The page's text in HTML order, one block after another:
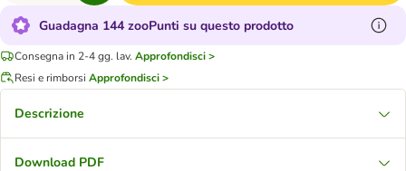
Guadagna 144 zooPunti su questo prodotto
Consegna in 2-4 gg. lav. Approfondisci >
Resi e rimborsi Approfondisci >
Descrizione
Download PDF